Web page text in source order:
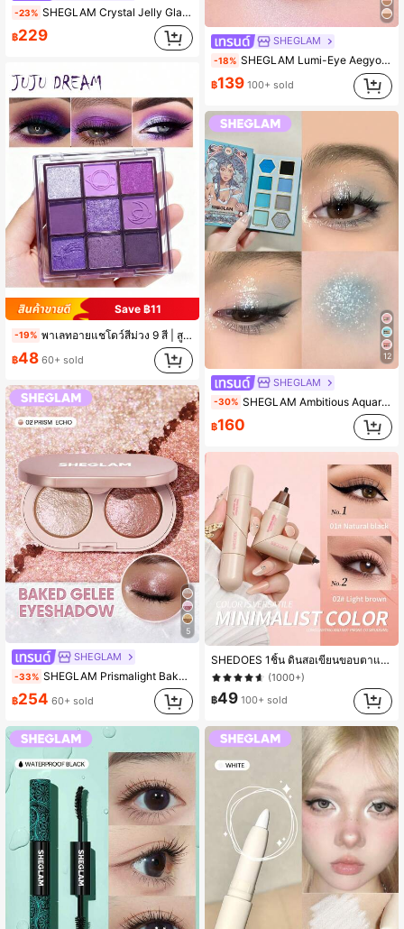
-23% SHEGLAM Crystal Jelly Glaze Stick-Bronze Dust เครื่องสำอางแต่งหน้าแบรนด์บิวตี้สำหรับผู้หญิงและเด็กผู้หญิง เหมาะสำหรับฤดูใบไม้ร่วงและฤดูหนาว เหมาะสำหรับ Y2K แฟนซีแฟชั่น เหมาะสำหรับเป็นของขวัญวันเกิด ของขวัญคริสต์มาส พร้อมปาร์ตี้ สีที่ดีที่สุด
฿229
Save ฿11
-19% พาเลทอายแชโดว์สีม่วง 9 สี | สูตรเม็ดสีติดทนนาน 24 ชั่วโมง เหมาะสำหรับกลางวันและกลางคืน | เนื้อกำมะหยี่เรียบเนียน เม็ดสีแน่น เกลี่ยง่าย | เอฟเฟกต์คู่แบบแมตต์และชิมเมอร์ คุณภาพอัดแน่นหรูหรา | เหมาะสำหรับฮาโลวีนและคริสต์มาส | เปล่งประกายแบบโกธิค สร้างสรรค์การแต่งหน้าแวมไพร์และแม่มด การแต่งหน้าชุดฮาโลวีน | เหมาะสำหรับการแต่งหน้าในชีวิตประจำวันด้วย
฿48 60+ sold
5
SHEGLAM
-33% SHEGLAM Prismalight Baked Gelee อายแชโดว์ดูโอ-02 Prism Echo เครื่องสำอางแบรนด์ความงามและเมคอัพสำหรับผู้หญิงและเด็กผู้หญิง
฿254 60+ sold
SHEGLAM
-18% SHEGLAM Lumi-Eye Aegyo-Sal ปากกาคู่-Macaron เครื่องสำอางแบรนด์ความงามและเมคอัพสำหรับผู้หญิงและเด็กผู้หญิง
฿139 100+ sold
12
SHEGLAM
-30% SHEGLAM Ambitious Aquarius พาเลท เครื่องสำอางแบรนด์ความงามและเมคอัพสำหรับผู้หญิงและเด็กผู้หญิง
฿160
SHEDOES 1ชิ้น ดินสอเขียนขอบตาแบบปั๊มลายหัวใจ กันน้ำ กันเหงื่อ ไม่เลอะง่าย เหมาะสำหรับผู้เริ่มต้นและคนขี้เกียจ การปั๊มเพียงครั้งเดียวสร้างอายไลเนอร์ที่สมบูรณ์แบบ
#6 ขายดี ใน หลากสี อายไลเนอร์
(1000+)
#6 ขายดี ใน หลากสี อายไลเนอร์
(1000+)
#6 ขายดี ใน หลากสี อายไลเนอร์
(1000+)
ใน หลากสี อายไลเนอร์
(1000+)
฿49 100+ sold